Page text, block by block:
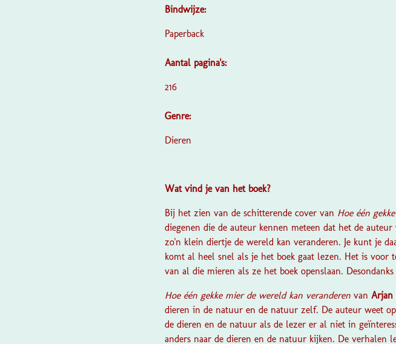
Bindwijze:
Paperback
Aantal pagina's:
216
Genre:
Dieren
Wat vind je van het boek?
Bij het zien van de schitterende cover van Hoe één
diegenen die de auteur kennen meteen dat het de
zo'n klein diertje de wereld kan veranderen. Je kunt je
komt al heel snel als je het boek gaat lezen. Het is
van al die mieren als ze het boek openslaan.
Hoe één gekke mier de wereld kan veranderen van Arjan
dieren in de natuur en de natuur zelf. De auteur weet
de dieren en de natuur als de lezer er al niet in
anders naar de dieren en de natuur kijken. De